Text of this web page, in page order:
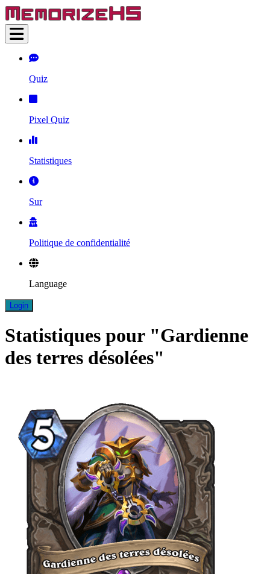
Quiz
Pixel Quiz
Statistiques
Sur
Politique de confidentialité
Language
Login
Statistiques pour "Gardienne
des terres désolées"